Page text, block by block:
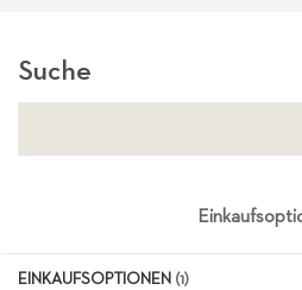
Suche
EINKAUFSOPTIONEN